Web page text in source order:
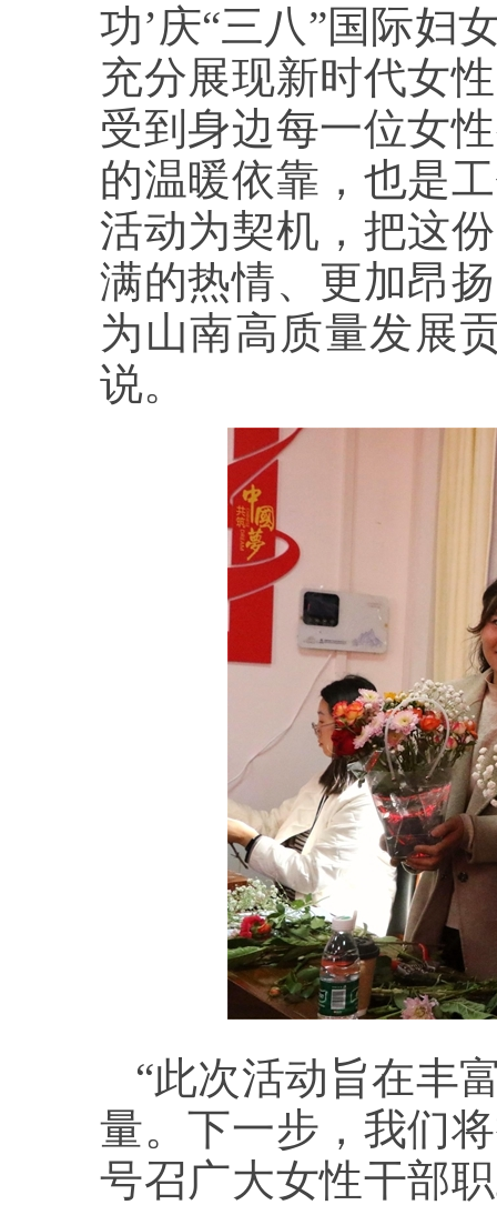
功’庆“三八”国际妇
充分展现新时代女
受到身边每一位女
的温暖依靠，也是
活动为契机，把这
满的热情、更加昂
为山南高质量发展
说。
“此次活动旨在丰
量。下一步，我们
号召广大女性干部